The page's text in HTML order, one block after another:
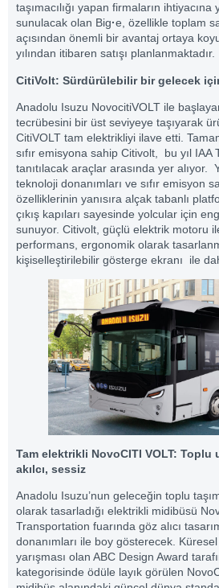
taşımacılığı yapan firmaların
sunulacak olan Big·e, özellikle toplam
açısından önemli bir avantaj ortaya
yılından itibaren satışı planlanmaktadır.
CitiVolt: Sürdürülebilir bir gelecek
Anadolu Isuzu NovocitiVOLT ile
tecrübesini bir üst seviyeye taşıyarak
CitiVOLT tam elektrikliyi ilave etti.
sıfır emisyona sahip Citivolt, bu yıl IAA
tanıtılacak araçlar arasında yer alıyor.
teknoloji donanımları ve sıfır emisyon
özelliklerinin yanısıra alçak tabanlı
çıkış kapıları sayesinde yolcular için
sunuyor. Citivolt, güçlü elektrik motoru
performans, ergonomik olarak
kişiselleştirilebilir gösterge ekranı ile
Tam elektrikli NovoCITI VOLT: Toplu
akılcı, sessiz
Anadolu Isuzu’nun geleceğin toplu
olarak tasarladığı elektrikli midibüsü
Transportation fuarında göz alıcı
donanımları ile boy gösterecek.
yarışması olan ABC Design Award
kategorisinde ödüle layık görülen